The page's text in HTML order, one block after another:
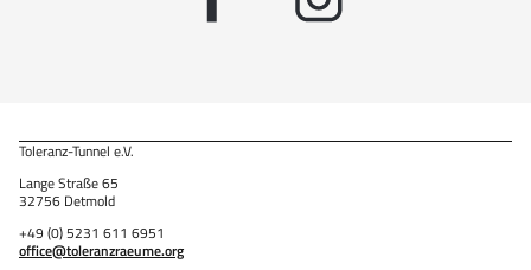
Toleranz-Tunnel e.V.
Lange Straße 65
32756 Detmold
+49 (0) 5231 611 6951
office@toleranzraeume.org